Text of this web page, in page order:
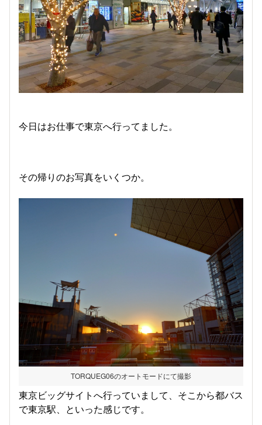
今日はお仕事で東京へ行ってました。
その帰りのお写真をいくつか。
TORQUEG06のオートモードにて撮影
東京ビッグサイトへ行っていまして、そこから都バス
で東京駅、といった感じです。